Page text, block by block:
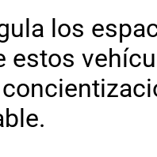
los
estos